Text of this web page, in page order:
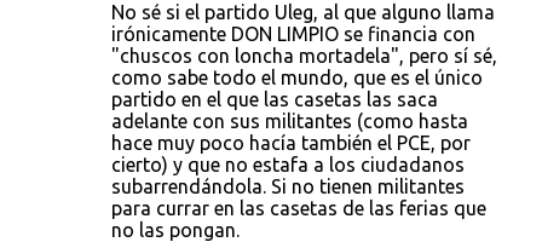
No sé si el partido Uleg, al que alguno llama
irónicamente DON LIMPIO se financia con
"chuscos con loncha mortadela", pero sí sé,
como sabe todo el mundo, que es el único
partido en el que las casetas las saca
adelante con sus militantes (como hasta
hace muy poco hacía también el PCE, por
cierto) y que no estafa a los ciudadanos
subarrendándola. Si no tienen militantes
para currar en las casetas de las ferias que
no las pongan.